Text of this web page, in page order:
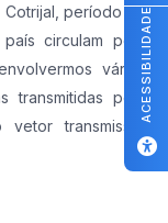
período no
circulam pelo
vários
transmitidas pelo
transmissorACESSIBILIDADE